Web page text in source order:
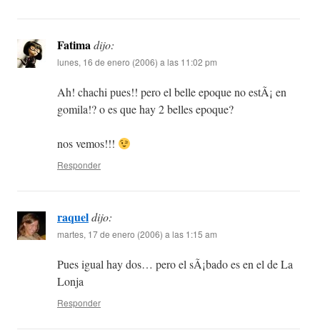
Fatimadijo:
lunes, 16 de enero (2006) a las 11:02 pm
Ah! chachi pues!! pero el belle epoque no estÃ¡ en
gomila!? o es que hay 2 belles epoque?
nos vemos!!!
Responder
raqueldijo:
martes, 17 de enero (2006) a las 1:15 am
Pues igual hay dos… pero el sÃ¡bado es en el de La
Lonja
Responder